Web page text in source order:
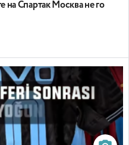
на Спартак Москва не го